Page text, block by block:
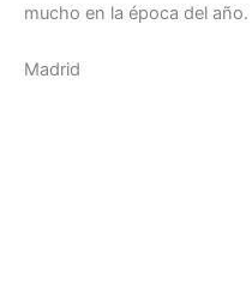
mucho en la época del año.
Madrid